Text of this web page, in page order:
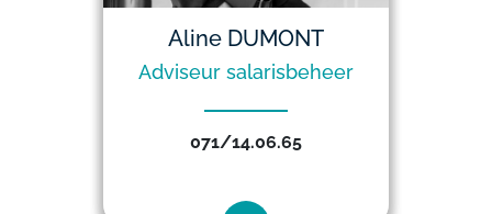
Aline DUMONT
Adviseur salarisbeheer
071/14.06.65